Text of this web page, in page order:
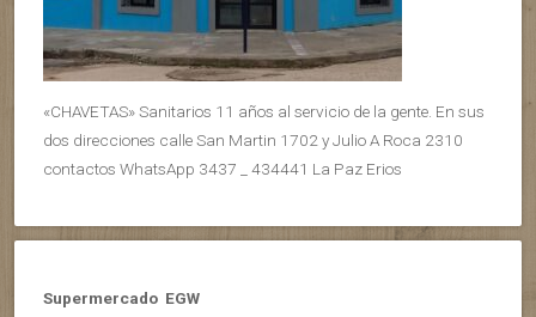
«CHAVETAS» Sanitarios 11 años al servicio de la gente. En sus
dos direcciones calle San Martin 1702 y Julio A Roca 2310
contactos WhatsApp 3437 _ 434441 La Paz Erios
Supermercado EGW